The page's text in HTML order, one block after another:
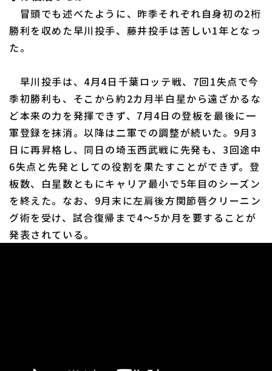
冒頭でも述べたように、昨季それぞれ自身初の2桁
勝利を収めた早川投手、藤井投手は苦しい1年となっ
た。
早川投手は、4月4日千葉ロッテ戦、7回1失点で今
季初勝利も、そこから約2カ月半白星から遠ざかるな
ど本来の力を発揮できず、7月4日の登板を最後に一
軍登録を抹消。以降は二軍での調整が続いた。9月3
日に再昇格し、同日の埼玉西武戦に先発も、3回途中
6失点と先発としての役割を果たすことができず。登
板数、白星数ともにキャリア最小で5年目のシーズン
を終えた。なお、9月末に左肩後方関節唇クリーニン
グ術を受け、試合復帰まで4〜5か月を要することが
発表されている。